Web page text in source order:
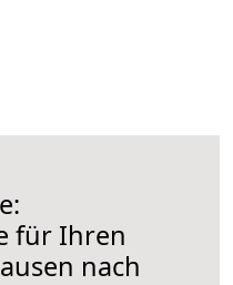
für Ihren
nach